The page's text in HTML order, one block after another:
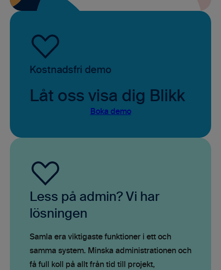
Kostnadsfri demo
Låt oss visa dig Blikk
Boka demo
Less på admin? Vi har
lösningen
Samla era viktigaste funktioner i ett och
samma system. Minska administrationen och
få full koll på allt från tid till projekt,